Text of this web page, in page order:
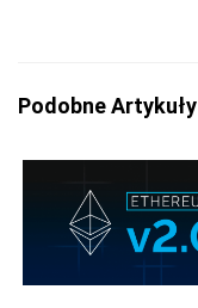
Podobne Artykuły